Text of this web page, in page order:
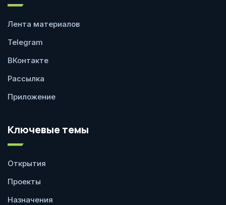
Лента материалов
Telegram
ВКонтакте
Рассылка
Приложение
Ключевые темы
Открытия
Проекты
Назначения